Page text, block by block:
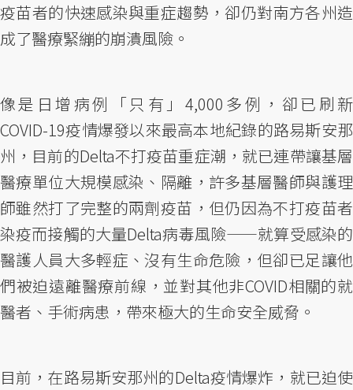
疫苗者的快速感染與重症趨勢，卻仍對南方各州造
成了醫療緊繃的崩潰風險。
像是日增病例「只有」4,000多例，卻已刷新
COVID-19疫情爆發以來最高本地紀錄的路易斯安那
州，目前的Delta不打疫苗重症潮，就已連帶讓基層
醫療單位大規模感染、隔離，許多基層醫師與護理
師雖然打了完整的兩劑疫苗，但仍因為不打疫苗者
染疫而接觸的大量Delta病毒風險——就算受感染的
醫護人員大多輕症、沒有生命危險，但卻已足讓他
們被迫遠離醫療前線，並對其他非COVID相關的就
醫者、手術病患，帶來極大的生命安全威脅。
目前，在路易斯安那州的Delta疫情爆炸，就已迫使